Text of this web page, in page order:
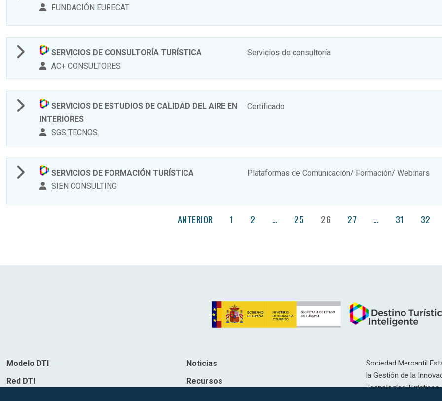
FUNDACIÓN EURECAT
SERVICIOS DE CONSULTORÍA TURÍSTICA
AC+ CONSULTORES
Servicios de consultoría
SERVICIOS DE ESTUDIOS DE CALIDAD DEL AIRE EN
INTERIORES
SGS TECNOS
Certificado
SERVICIOS DE FORMACIÓN TURÍSTICA
SIEN CONSULTING
Plataformas de Comunicación/ Formación/ Webinars
ANTERIOR 1 2 … 25 26 27 … 31 32
Modelo DTI
Red DTI
Noticias
Recursos
Sociedad Mercantil
la Gestión de la
Tecnologías Turísticas,